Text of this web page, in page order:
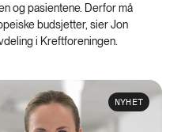
og pasientene. Derfor må
budsjetter, sier Jon
i Kreftforeningen.
NYHET